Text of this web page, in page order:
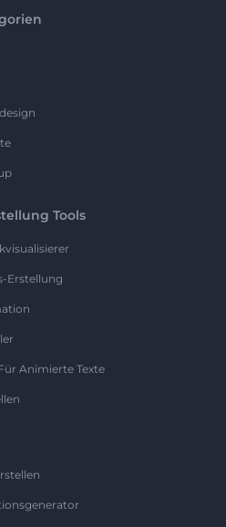
Tools
Erstellung
Animierte Texte